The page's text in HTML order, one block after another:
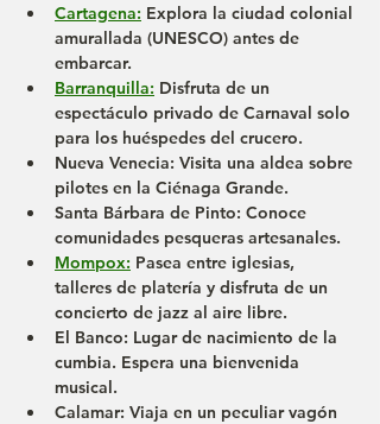
Cartagena: Explora la ciudad colonial
amurallada (UNESCO) antes de
embarcar.
Barranquilla: Disfruta de un
espectáculo privado de Carnaval solo
para los huéspedes del crucero.
Nueva Venecia: Visita una aldea sobre
pilotes en la Ciénaga Grande.
Santa Bárbara de Pinto: Conoce
comunidades pesqueras artesanales.
Mompox: Pasea entre iglesias,
talleres de platería y disfruta de un
concierto de jazz al aire libre.
El Banco: Lugar de nacimiento de la
cumbia. Espera una bienvenida
musical.
Calamar: Viaja en un peculiar vagón